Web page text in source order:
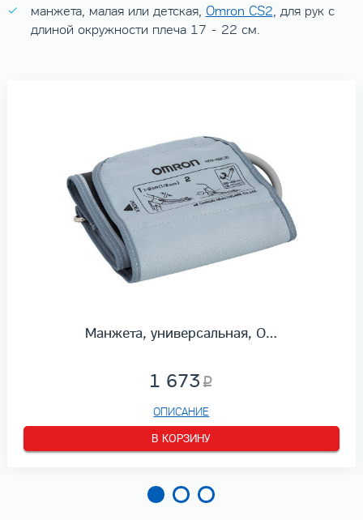
манжета, малая или детская, Omron CS2, для рук с
длиной окружности плеча 17 - 22 см.
Манжета, универсальная, O…
1 673
ОПИСАНИЕ
В КОРЗИНУ